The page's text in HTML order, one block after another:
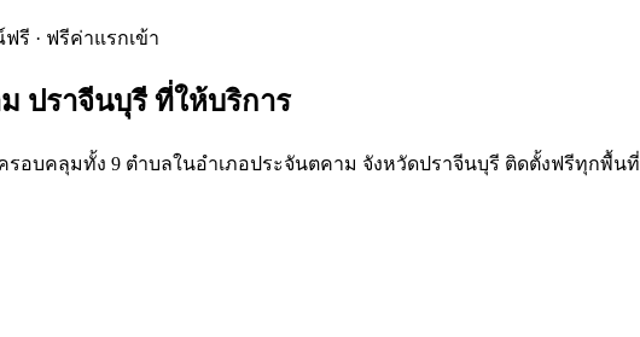
รี · ฟรีค่าแรกเข้า
ปราจีนบุรี ที่ให้บริการ
รอบคลุมทั้ง 9 ตำบลในอำเภอประจันตคาม จังหวัดปราจีนบุรี ติดตั้งฟรีทุกพื้นที่